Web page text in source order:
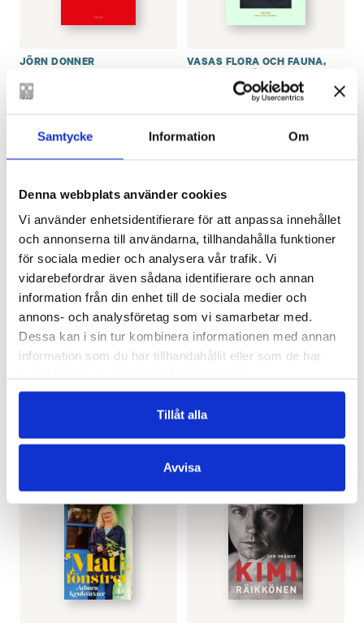
Samtycke Information Om
Denna webbplats använder cookies
Vi använder enhetsidentifierare för att anpassa innehållet
och annonserna till användarna, tillhandahålla funktioner
för sociala medier och analysera vår trafik. Vi
vidarebefordrar även sådana identifierare och annan
information från din enhet till de sociala medier och
annons- och analysföretag som vi samarbetar med.
Dessa kan i sin tur kombinera informationen med annan
information som du har tillhandahållit eller som de har
Tillåt alla
Avvisa
JÖRN DONNER
Sista striden
€25.90
LÄGG I VARUKORG
VASAS FLORA OCH FAUNA,
Vasas flora och fauna
Atlas (noter, texter
och bilder)
€27.90
Mat
SLUT I LAGER
Myrornas hemliga liv
€29.70
FINNS SOM E-BOK